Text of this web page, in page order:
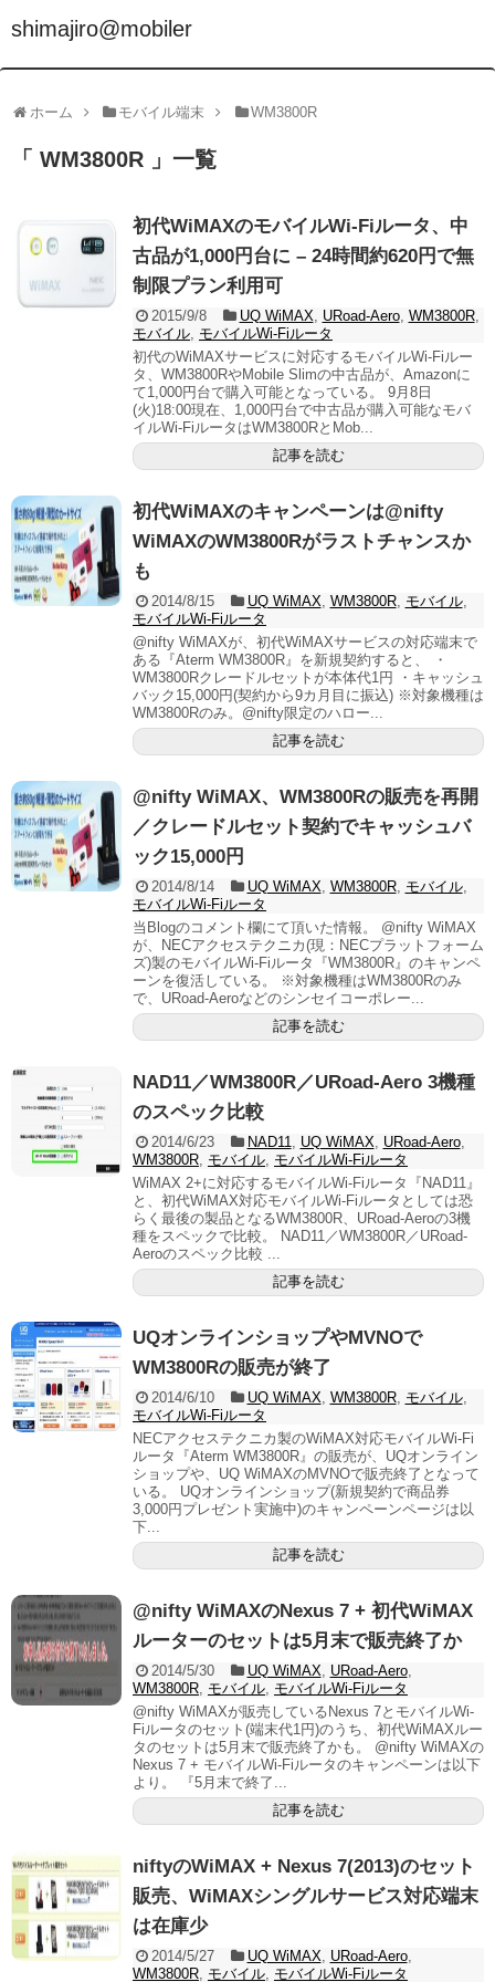
shimajiro@mobiler
ホーム モバイル端末 WM3800R
「 WM3800R 」一覧
初代WiMAXのモバイルWi-Fiルータ、中
古品が1,000円台に – 24時間約620円で無
制限プラン利用可
2015/9/8 UQ WiMAX, URoad-Aero, WM3800R,
モバイル, モバイルWi-Fiルータ
初代のWiMAXサービスに対応するモバイルWi-Fiルー
タ、WM3800RやMobile Slimの中古品が、Amazonに
て1,000円台で購入可能となっている。 9月8日
(火)18:00現在、1,000円台で中古品が購入可能なモバ
イルWi-FiルータはWM3800RとMob...
記事を読む
初代WiMAXのキャンペーンは@nifty
WiMAXのWM3800Rがラストチャンスか
も
2014/8/15 UQ WiMAX, WM3800R, モバイル,
モバイルWi-Fiルータ
@nifty WiMAXが、初代WiMAXサービスの対応端末で
ある『Aterm WM3800R』を新規契約すると、 ・
WM3800Rクレードルセットが本体代1円 ・キャッシュ
バック15,000円(契約から9カ月目に振込) ※対象機種は
WM3800Rのみ。@nifty限定のハロー...
記事を読む
@nifty WiMAX、WM3800Rの販売を再開
／クレードルセット契約でキャッシュバ
ック15,000円
2014/8/14 UQ WiMAX, WM3800R, モバイル,
モバイルWi-Fiルータ
当Blogのコメント欄にて頂いた情報。 @nifty WiMAX
が、NECアクセステクニカ(現：NECプラットフォーム
ズ)製のモバイルWi-Fiルータ『WM3800R』のキャンペ
ーンを復活している。 ※対象機種はWM3800Rのみ
で、URoad-Aeroなどのシンセイコーポレー...
記事を読む
NAD11／WM3800R／URoad-Aero 3機種
のスペック比較
2014/6/23 NAD11, UQ WiMAX, URoad-Aero,
WM3800R, モバイル, モバイルWi-Fiルータ
WiMAX 2+に対応するモバイルWi-Fiルータ『NAD11』
と、初代WiMAX対応モバイルWi-Fiルータとしては恐
らく最後の製品となるWM3800R、URoad-Aeroの3機
種をスペックで比較。 NAD11／WM3800R／URoad-
Aeroのスペック比較 ...
記事を読む
UQオンラインショップやMVNOで
WM3800Rの販売が終了
2014/6/10 UQ WiMAX, WM3800R, モバイル,
モバイルWi-Fiルータ
NECアクセステクニカ製のWiMAX対応モバイルWi-Fi
ルータ『Aterm WM3800R』の販売が、UQオンライン
ショップや、UQ WiMAXのMVNOで販売終了となって
いる。 UQオンラインショップ(新規契約で商品券
3,000円プレゼント実施中)のキャンペーンページは以
下...
記事を読む
@nifty WiMAXのNexus 7 + 初代WiMAX
ルーターのセットは5月末で販売終了か
2014/5/30 UQ WiMAX, URoad-Aero,
WM3800R, モバイル, モバイルWi-Fiルータ
@nifty WiMAXが販売しているNexus 7とモバイルWi-
Fiルータのセット(端末代1円)のうち、初代WiMAXルー
タのセットは5月末で販売終了かも。 @nifty WiMAXの
Nexus 7 + モバイルWi-Fiルータのキャンペーンは以下
より。 『5月末で終了...
記事を読む
niftyのWiMAX + Nexus 7(2013)のセット
販売、WiMAXシングルサービス対応端末
は在庫少
2014/5/27 UQ WiMAX, URoad-Aero,
WM3800R, モバイル, モバイルWi-Fiルータ